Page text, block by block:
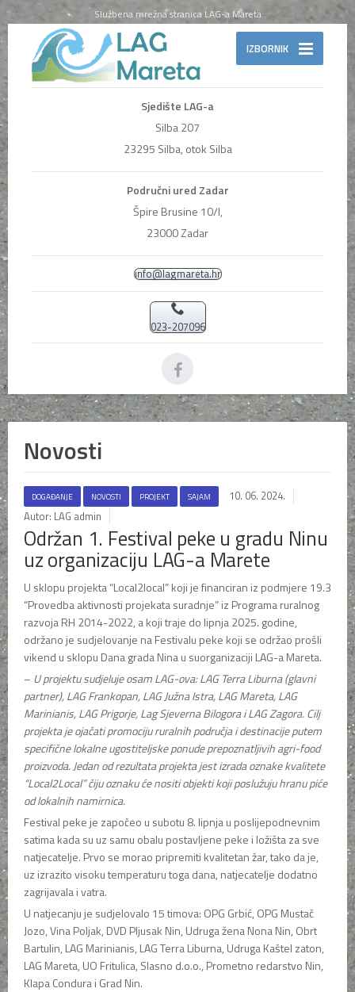
Službena mrežna stranica LAG-a Mareta
IZBORNIK
Sjedište LAG-a
Silba 207
23295 Silba, otok Silba
Područni ured Zadar
Špire Brusine 10/I,
23000 Zadar
info@lagmareta.hr
023-207096
Novosti
DOGAĐANJE NOVOSTI PROJEKT SAJAM
10. 06. 2024.
Autor: LAG admin
Održan 1. Festival peke u gradu Ninu
uz organizaciju LAG-a Marete
U sklopu projekta “Local2local” koji je financiran iz podmjere 19.3
“Provedba aktivnosti projekata suradnje” iz Programa ruralnog
razvoja RH 2014-2022, a koji traje do lipnja 2025. godine,
održano je sudjelovanje na Festivalu peke koji se održao prošli
vikend u sklopu Dana grada Nina u suorganizaciji LAG-a Mareta.
– U projektu sudjeluje osam LAG-ova: LAG Terra Liburna (glavni
partner), LAG Frankopan, LAG Južna Istra, LAG Mareta, LAG
Marinianis, LAG Prigorje, Lag Sjeverna Bilogora i LAG Zagora. Cilj
projekta je ojačati promociju ruralnih područja i destinacije putem
specifične lokalne ugostiteljske ponude prepoznatljivih agri-food
proizvoda. Jedan od rezultata projekta jest izrada oznake kvalitete
“Local2Local” čiju oznaku će nositi objekti koji poslužuju hranu piće
od lokalnih namirnica.
Festival peke je započeo u subotu 8. lipnja u poslijepodnevnim
satima kada su uz samu obalu postavljene peke i ložišta za sve
natjecatelje. Prvo se morao pripremiti kvalitetan žar, tako da je,
uz izrazito visoku temperaturu toga dana, natjecatelje dodatno
zagrijavala i vatra.
U natjecanju je sudjelovalo 15 timova: OPG Grbić, OPG Mustač
Jozo, Vina Poljak, DVD Pljusak Nin, Udruga žena Nona Nin, Obrt
Bartulin, LAG Marinianis, LAG Terra Liburna, Udruga Kaštel zaton,
LAG Mareta, UO Fritulica, Slasno d.o.o., Prometno redarstvo Nin,
Klapa Condura i Grad Nin.